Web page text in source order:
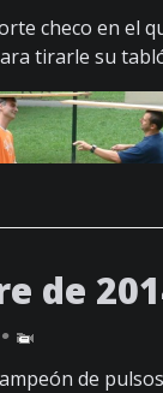
checo en el
tirarle su
de
•
de